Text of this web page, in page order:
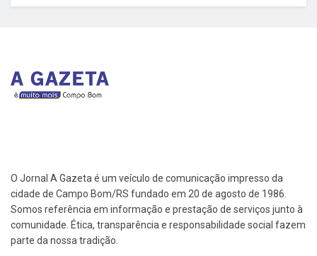
O Jornal A Gazeta é um veículo de comunicação impresso da
cidade de Campo Bom/RS fundado em 20 de agosto de 1986.
Somos referência em informação e prestação de serviços junto à
comunidade. Ética, transparência e responsabilidade social fazem
parte da nossa tradição.